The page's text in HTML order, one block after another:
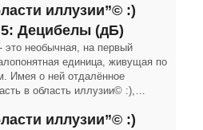
иллузии”© :)
Децибелы (дБ)
это необычная, на первый
единица, живущая по
Имея о ней отдалённое
в область иллузии© :),…
иллузии”© :)